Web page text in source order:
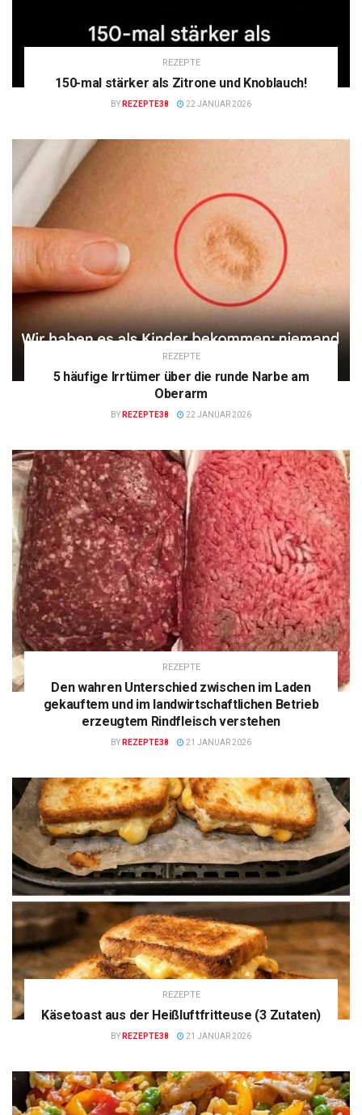
REZEPTE
150-mal stärker als Zitrone und Knoblauch!
BY REZEPTE38 22 JANUAR 2026
REZEPTE
5 häufige Irrtümer über die runde Narbe am
Oberarm
BY REZEPTE38 22 JANUAR 2026
REZEPTE
Den wahren Unterschied zwischen im Laden
gekauftem und im landwirtschaftlichen Betrieb
erzeugtem Rindfleisch verstehen
BY REZEPTE38 21 JANUAR 2026
REZEPTE
Käsetoast aus der Heißluftfritteuse (3 Zutaten)
BY REZEPTE38 21 JANUAR 2026